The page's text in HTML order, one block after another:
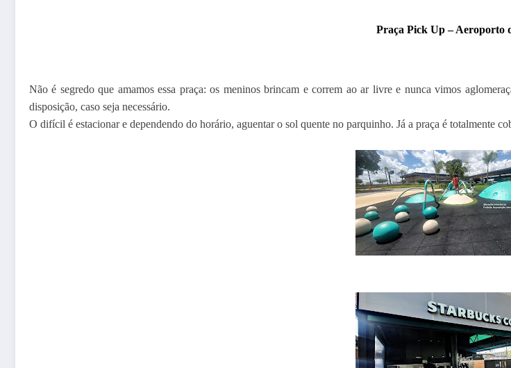
Praça Pick Up – Aeroporto
Não é segredo que amamos essa praça: os meninos brincam e correm ao ar livre e nunca vimos
disposição, caso seja necessário.
O difícil é estacionar e dependendo do horário, aguentar o sol quente no parquinho. Já a praça é totalmente